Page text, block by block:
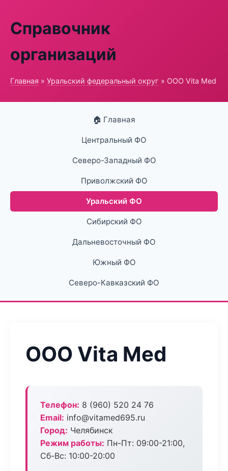
Справочник
организаций
Главная » Уральский федеральный округ » ООО Vita Med
🏠 Главная
Центральный ФО
Северо-Западный ФО
Приволжский ФО
Уральский ФО
Сибирский ФО
Дальневосточный ФО
Южный ФО
Северо-Кавказский ФО
ООО Vita Med
Телефон: 8 (960) 520 24 76
Email: info@vitamed695.ru
Город: Челябинск
Режим работы: Пн-Пт: 09:00-21:00,
Сб-Вс: 10:00-20:00